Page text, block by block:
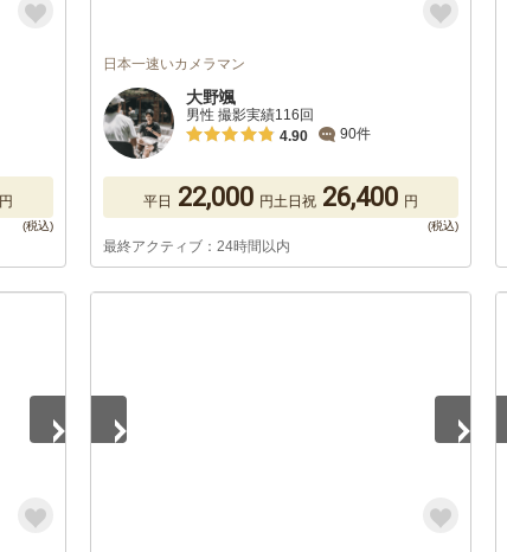
円
日本一速いカメラマン
大野颯
男性 撮影実績116回
4.90
90件
平日 22,000 円土日祝 26,400 円
最終アクティブ：24時間以内